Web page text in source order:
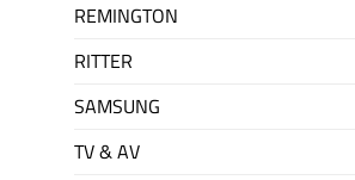
REMINGTON
RITTER
SAMSUNG
TV & AV